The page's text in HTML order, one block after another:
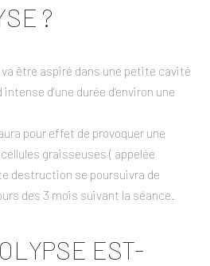
?
être aspiré dans une petite cavité
d’une durée d’environ une
pour effet de provoquer une
graisseuses ( appelée
destruction se poursuivra de
des 3 mois suivant la séance.
EST-